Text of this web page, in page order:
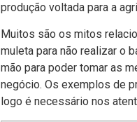
produção voltada para a
Muitos são os mitos
muleta para não realizar o
mão para poder tomar as
negócio. Os exemplos de
logo é necessário nos